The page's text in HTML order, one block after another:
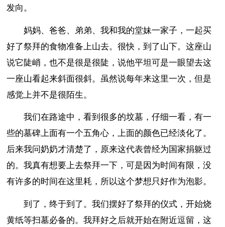
发向。
妈妈、爸爸、弟弟、我和我的堂妹一家子，一起买
好了祭拜的食物准备上山去。很快，到了山下。这座山
说它陡峭，也不是很是很陡，说他平坦可是一眼望去这
一座山看起来斜面很斜。虽然说每年来这里一次，但是
感觉上并不是很陌生。
我们在路途中，看到很多的坟墓，仔细一看，有一
些的墓碑上面有一个五角心，上面的颜色已经淡化了。
后来我问奶奶才清楚了，原来这代表曾经为国家捐躯过
的。我真有想要上去祭拜一下，可是因为时间有限，没
有许多的时间在这里耗，所以这个梦想只好作为泡影。
到了，终于到了。我们摆好了祭拜的仪式，开始烧
黄纸等扫墓必备的。我拜好之后就开始在附近逗留，这